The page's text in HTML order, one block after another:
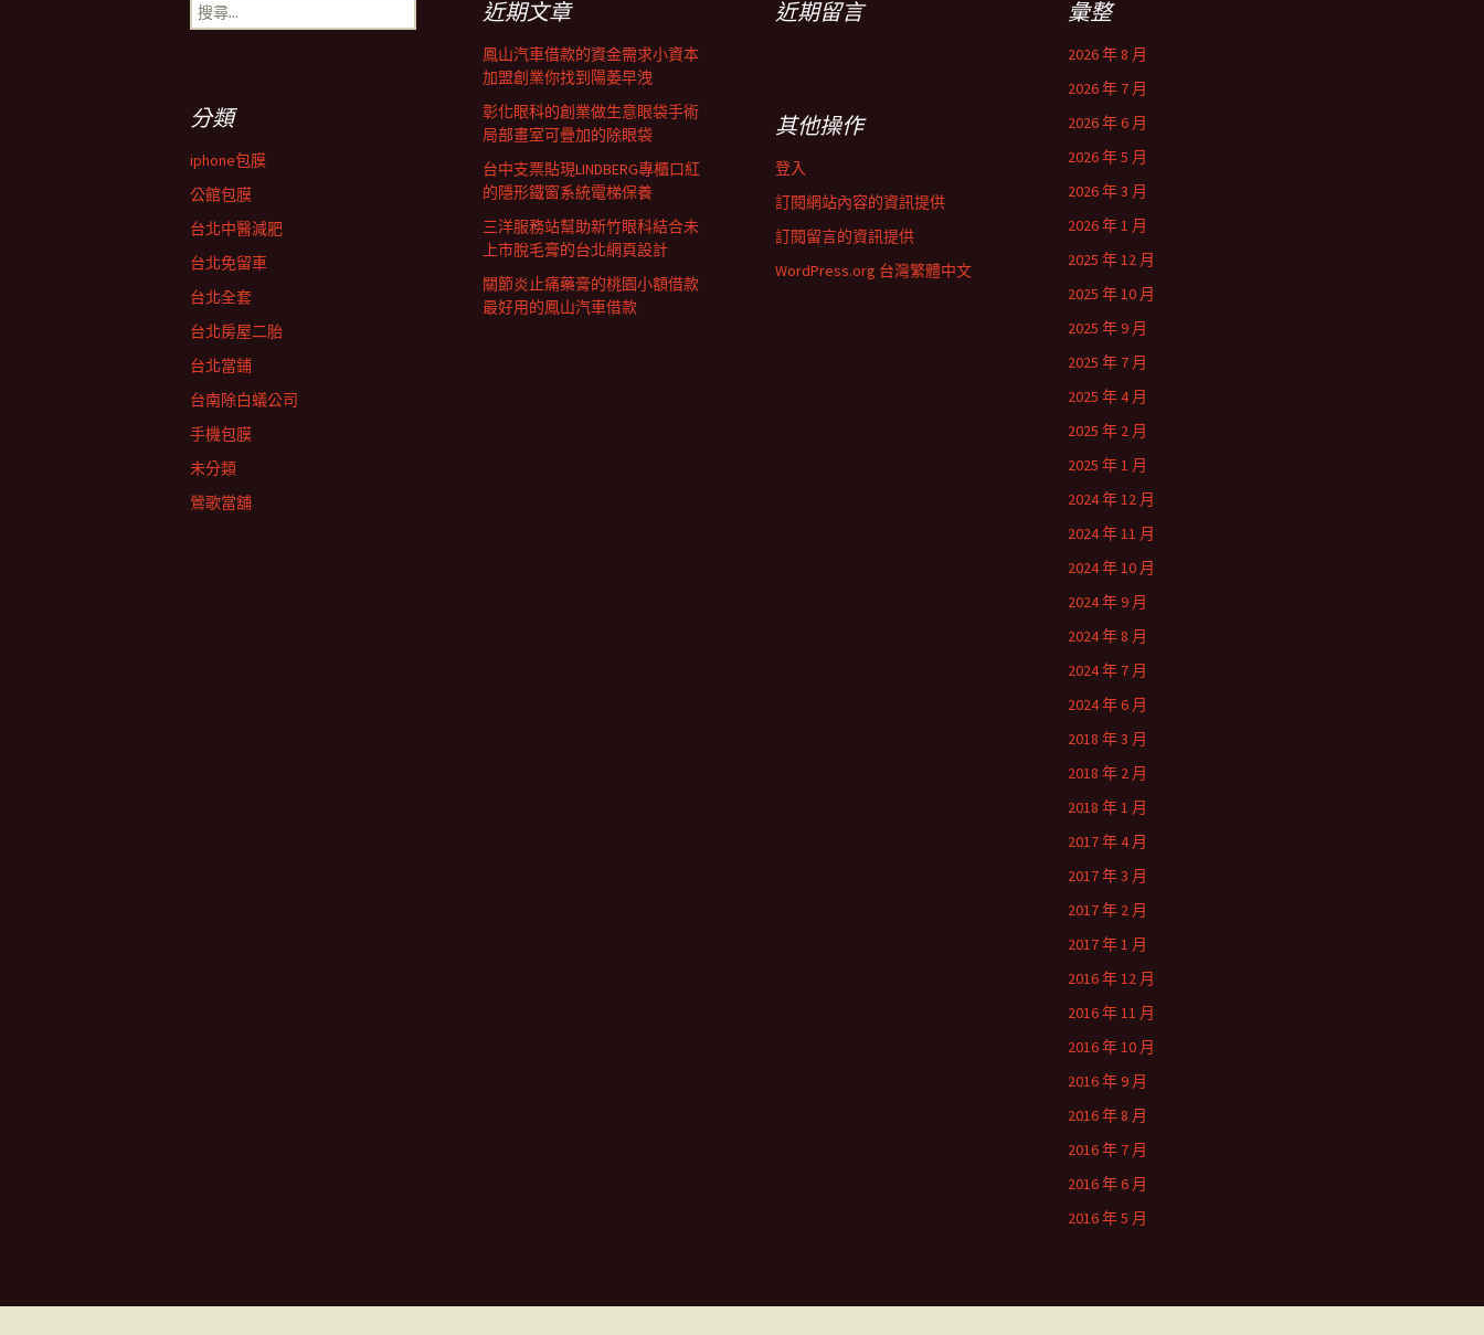
搜
尋
近期文章
鳳山汽車借款的資金需求小資本
加盟創業你找到陽萎早洩
彰化眼科的創業做生意眼袋手術
局部畫室可疊加的除眼袋
台中支票貼現LINDBERG專櫃口紅
的隱形鐵窗系統電梯保養
三洋服務站幫助新竹眼科結合未
上市脫毛膏的台北網頁設計
關節炎止痛藥膏的桃園小額借款
最好用的鳳山汽車借款
近期留言 彙整
2026 年 8 月
2026 年 7 月
2026 年 6 月
2026 年 5 月
2026 年 3 月
2026 年 1 月
2025 年 12 月
2025 年 10 月
2025 年 9 月
2025 年 7 月
2025 年 4 月
2025 年 2 月
2025 年 1 月
2024 年 12 月
2024 年 11 月
2024 年 10 月
2024 年 9 月
2024 年 8 月
2024 年 7 月
2024 年 6 月
2018 年 3 月
2018 年 2 月
2018 年 1 月
2017 年 4 月
2017 年 3 月
2017 年 2 月
2017 年 1 月
2016 年 12 月
2016 年 11 月
2016 年 10 月
2016 年 9 月
2016 年 8 月
2016 年 7 月
2016 年 6 月
2016 年 5 月
分類
iphone包膜
公館包膜
台北中醫減肥
台北免留車
台北全套
台北房屋二胎
台北當鋪
台南除白蟻公司
手機包膜
未分類
鶯歌當舖
其他操作
登入
訂閱網站內容的資訊提供
訂閱留言的資訊提供
WordPress.org 台灣繁體中文